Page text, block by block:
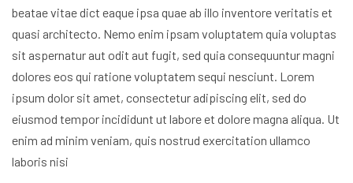
beatae vitae dict eaque ipsa quae ab illo inventore veritatis et
quasi architecto. Nemo enim ipsam voluptatem quia voluptas
sit aspernatur aut odit aut fugit, sed quia consequuntur magni
dolores eos qui ratione voluptatem sequi nesciunt. Lorem
ipsum dolor sit amet, consectetur adipiscing elit, sed do
eiusmod tempor incididunt ut labore et dolore magna aliqua. Ut
enim ad minim veniam, quis nostrud exercitation ullamco
laboris nisi